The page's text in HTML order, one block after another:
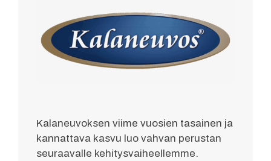
Kalaneuvoksen viime vuosien tasainen ja
kannattava kasvu luo vahvan perustan
seuraavalle kehitysvaiheellemme.